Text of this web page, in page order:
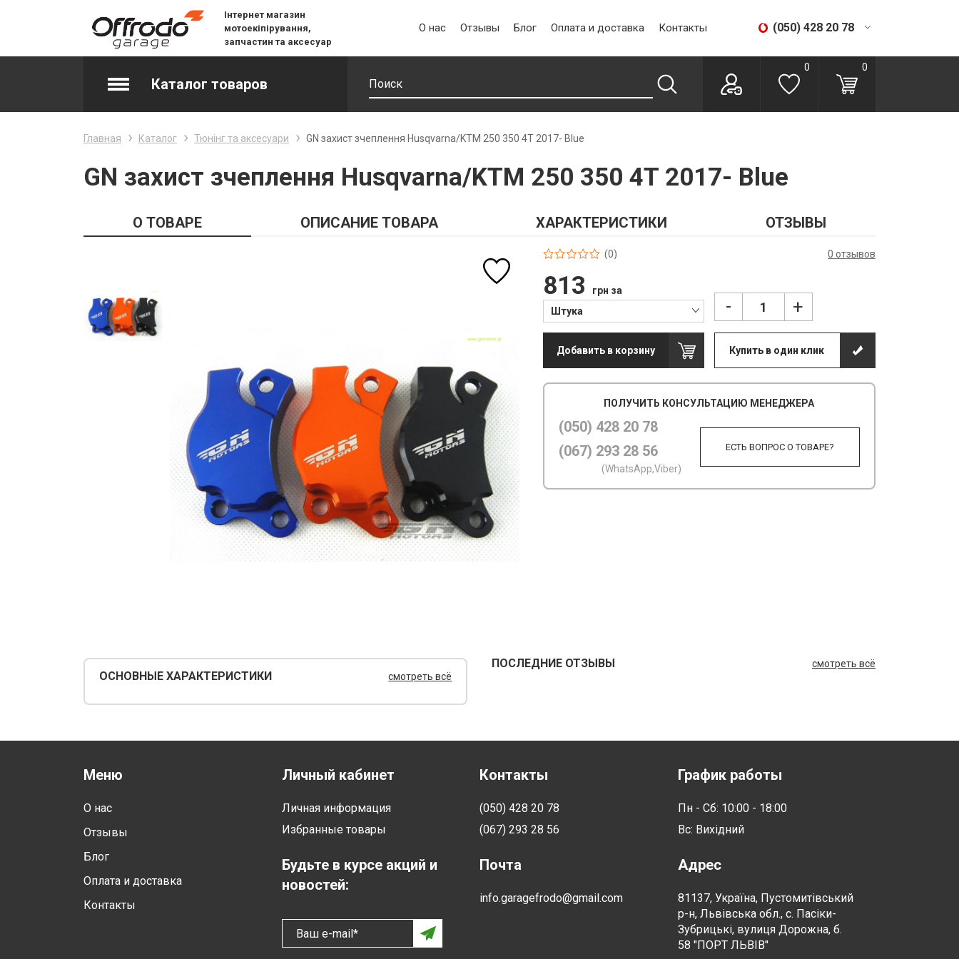
Інтернет магазин
мотоекіпірування,
запчастин та аксесуар
О нас Отзывы Блог Оплата и доставка Контакты (050) 428 20 78
(067) 293 28 56
Каталог товаров
Джерсі
Lifestyle
Вилочне масло
0 0
Главная Каталог Тюнінг та аксесуари GN захист зчеплення Husqvarna/KTM 250 350 4T 2017- Blue
GN захист зчеплення Husqvarna/KTM 250 350 4T 2017- Blue
О ТОВАРЕ ОПИСАНИЕ ТОВАРА ХАРАКТЕРИСТИКИ ОТЗЫВЫ
(0) 0 отзывов
813
грн за
Штука
- +
Добавить в корзину Купить в один клик
ПОЛУЧИТЬ КОНСУЛЬТАЦИЮ МЕНЕДЖЕРА
(050) 428 20 78
(067) 293 28 56
(WhatsApp,Viber)
ЕСТЬ ВОПРОС О ТОВАРЕ?
ОСНОВНЫЕ ХАРАКТЕРИСТИКИ смотреть всё
ПОСЛЕДНИЕ ОТЗЫВЫ смотреть всё
Меню
О нас
Отзывы
Блог
Оплата и доставка
Контакты
Личный кабинет
Личная информация
Избранные товары
Будьте в курсе акций и
новостей:
Ваш e-mail*
Контакты
(050) 428 20 78
(067) 293 28 56
Почта
info.garagefrodo@gmail.com
График работы
Пн - Сб: 10:00 - 18:00
Вс: Вихідний
Адрес
81137, Україна, Пустомитівський
р-н, Львівська обл., с. Пасіки-
Зубрицькі, вулиця Дорожна, б.
58 "ПОРТ ЛЬВІВ"